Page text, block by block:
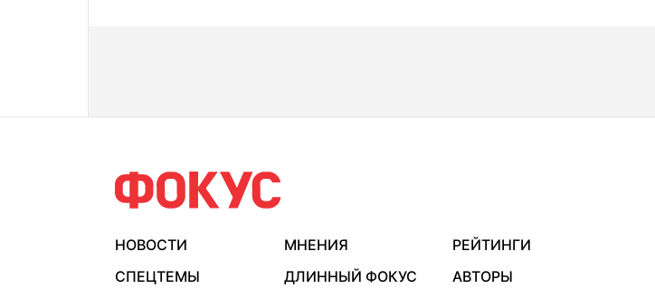
НОВОСТИ МНЕНИЯ
РЕЙТИНГИ
СПЕЦТЕМЫ
ДЛИННЫЙ ФОКУС
АВТОРЫ